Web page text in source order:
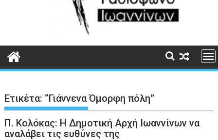
Ετικέτα: “Γιάννενα Όμορφη πόλη”
Π. Κολόκας: Η Δημοτική Αρχή Ιωαννίνων να
αναλάβει τις ευθύνες της